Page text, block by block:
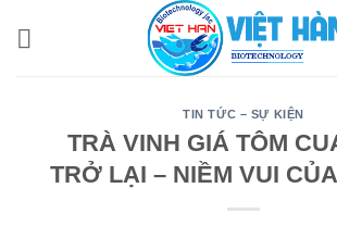
TIN TỨC – SỰ KIỆN
TRÀ VINH GIÁ TÔM
TRỞ LẠI – NIỀM VUI